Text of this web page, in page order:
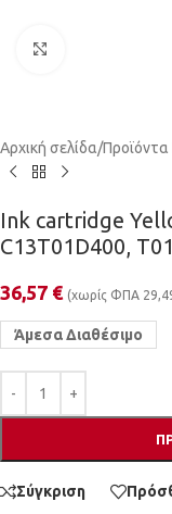
Κλικ για
Αρχική σελίδα/
Ink cartridge
C13T01D400,
36,57 € (χωρίς ΦΠΑ
Άμεσα Διαθέσιμο
Σύγκριση